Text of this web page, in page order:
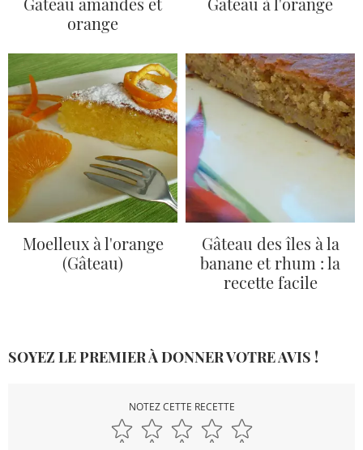
orange
Moelleux à l'orange
(Gâteau)
Gâteau des îles à la
banane et rhum : la
recette facile
SOYEZ LE PREMIER À DONNER VOTRE AVIS !
NOTEZ CETTE RECETTE